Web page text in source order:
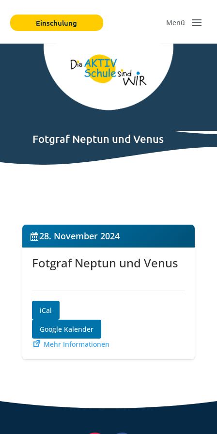
Einschulung
Fotgraf Neptun und Venus
28. November 2024
Fotgraf Neptun und Venus
iCal
Google Kalender
Mehr Informationen